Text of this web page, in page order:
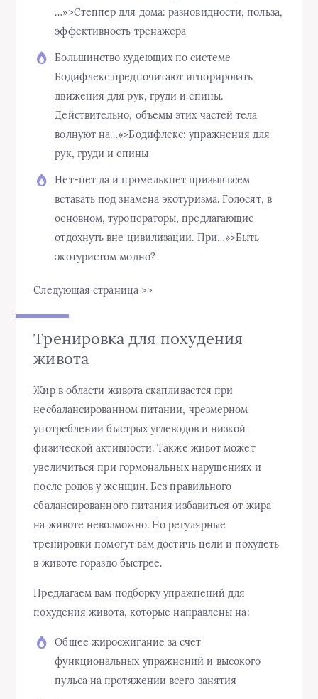
…»>Степпер для дома: разновидности, польза,
эффективность тренажера
Большинство худеющих по системе
Бодифлекс предпочитают игнорировать
движения для рук, груди и спины.
Действительно, объемы этих частей тела
волнуют на…»>Бодифлекс: упражнения для
рук, груди и спины
Нет-нет да и промелькнет призыв всем
вставать под знамена экотуризма. Голосят, в
основном, туроператоры, предлагающие
отдохнуть вне цивилизации. При…»>Быть
экотуристом модно?
Следующая страница >>
Тренировка для похудения
живота
Жир в области живота скапливается при
несбалансированном питании, чрезмерном
употреблении быстрых углеводов и низкой
физической активности. Также живот может
увеличиться при гормональных нарушениях и
после родов у женщин. Без правильного
сбалансированного питания избавиться от жира
на животе невозможно. Но регулярные
тренировки помогут вам достичь цели и похудеть
в животе гораздо быстрее.
Предлагаем вам подборку упражнений для
похудения живота, которые направлены на:
Общее жиросжигание за счет
функциональных упражнений и высокого
пульса на протяжении всего занятия